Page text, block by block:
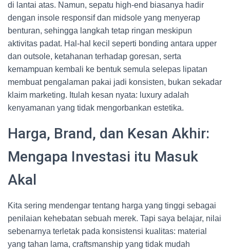
di lantai atas. Namun, sepatu high-end biasanya hadir
dengan insole responsif dan midsole yang menyerap
benturan, sehingga langkah tetap ringan meskipun
aktivitas padat. Hal-hal kecil seperti bonding antara upper
dan outsole, ketahanan terhadap goresan, serta
kemampuan kembali ke bentuk semula selepas lipatan
membuat pengalaman pakai jadi konsisten, bukan sekadar
klaim marketing. Itulah kesan nyata: luxury adalah
kenyamanan yang tidak mengorbankan estetika.
Harga, Brand, dan Kesan Akhir:
Mengapa Investasi itu Masuk
Akal
Kita sering mendengar tentang harga yang tinggi sebagai
penilaian kehebatan sebuah merek. Tapi saya belajar, nilai
sebenarnya terletak pada konsistensi kualitas: material
yang tahan lama, craftsmanship yang tidak mudah